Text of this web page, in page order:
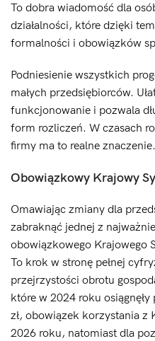
To dobra wiadomość dla
działalności, które dzięki
formalności i obowiązków
Podniesienie wszystkich
małych przedsiębiorców.
funkcjonowanie i pozwala
form rozliczeń. W czasach
firmy ma to realne znaczenie.
Obowiązkowy Krajowy
Omawiając zmiany dla
zabraknąć jednej z
obowiązkowego Krajowego
To krok w stronę pełnej
przejrzystości obrotu
które w 2024 roku
zł, obowiązek korzystania z
2026 roku, natomiast dla